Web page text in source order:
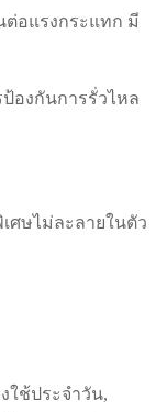
อแรงกระแทก มี
องกันการรั่วไหล
ศษไม่ละลายในตัว
ใช้ประจำวัน,